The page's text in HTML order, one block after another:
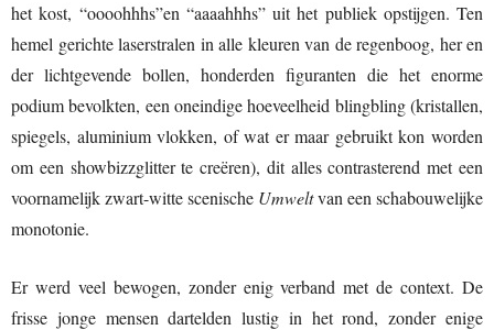
het kost, “oooohhhs”en “aaaahhhs” uit het publiek opstijgen. Ten
hemel gerichte laserstralen in alle kleuren van de regenboog, her en
der lichtgevende bollen, honderden figuranten die het enorme
podium bevolkten, een oneindige hoeveelheid blingbling (kristallen,
spiegels, aluminium vlokken, of wat er maar gebruikt kon worden
om een showbizzglitter te creëren), dit alles contrasterend met een
voornamelijk zwart-witte scenische Umweltvan een schabouwelijke
monotonie.
Er werd veel bewogen, zonder enig verband met de context. De
frisse jonge mensen dartelden lustig in het rond, zonder enige